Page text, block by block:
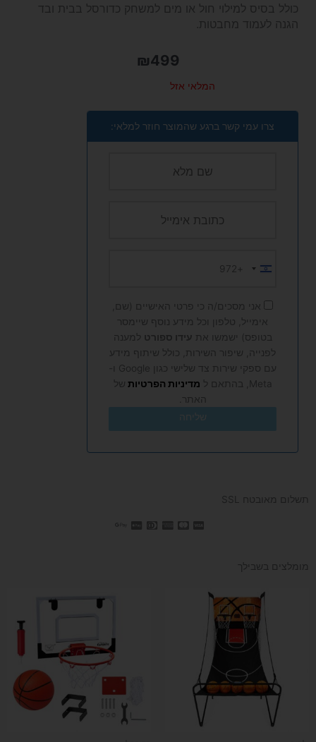
כולל בסיס למילוי חול או מים למשחק כדורסל בבית ובד
הגנה לעמוד מחבטות.
₪499
המלאי אזל
צרו עמי קשר ברגע שהמוצר חוזר למלאי:
Israel
+972
אני מסכים/ה כי פרטי האישיים (שם,
אימייל, טלפון וכל מידע נוסף שיימסר
בטופס) ישמשו את עידו ספורט למענה
לפנייה, שיפור השירות, כולל שיתוף מידע
Meta, בהתאם ל
מדיניות הפרטיות של
האתר.
שליחה
תשלום מאובטח SSL
מומלצים בשבילך